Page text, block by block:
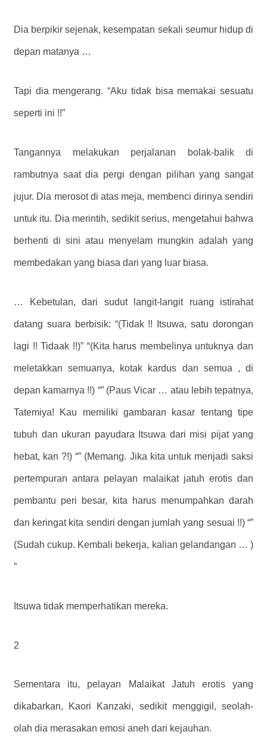
Dia berpikir sejenak, kesempatan sekali seumur hidup di
depan matanya …
Tapi dia mengerang. “Aku tidak bisa memakai sesuatu
seperti ini !!”
Tangannya melakukan perjalanan bolak-balik di
rambutnya saat dia pergi dengan pilihan yang sangat
jujur. Dia merosot di atas meja, membenci dirinya sendiri
untuk itu. Dia merintih, sedikit serius, mengetahui bahwa
berhenti di sini atau menyelam mungkin adalah yang
membedakan yang biasa dari yang luar biasa.
… Kebetulan, dari sudut langit-langit ruang istirahat
datang suara berbisik: “(Tidak !! Itsuwa, satu dorongan
lagi !! Tidaak !!)” “(Kita harus membelinya untuknya dan
meletakkan semuanya, kotak kardus dan semua , di
depan kamarnya !!) “” (Paus Vicar … atau lebih tepatnya,
Tatemiya! Kau memiliki gambaran kasar tentang tipe
tubuh dan ukuran payudara Itsuwa dari misi pijat yang
hebat, kan ?!) “” (Memang. Jika kita untuk menjadi saksi
pertempuran antara pelayan malaikat jatuh erotis dan
pembantu peri besar, kita harus menumpahkan darah
dan keringat kita sendiri dengan jumlah yang sesuai !!) “”
(Sudah cukup. Kembali bekerja, kalian gelandangan … )
”
Itsuwa tidak memperhatikan mereka.
2
Sementara itu, pelayan Malaikat Jatuh erotis yang
dikabarkan, Kaori Kanzaki, sedikit menggigil, seolah-
olah dia merasakan emosi aneh dari kejauhan.